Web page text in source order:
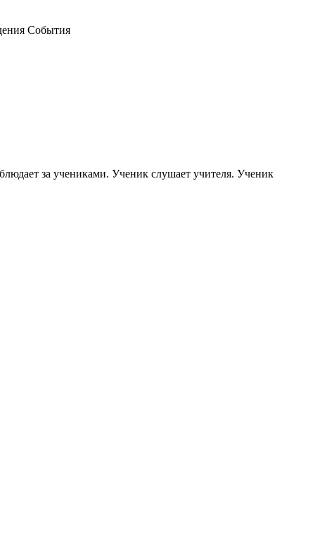
События
за учениками. Ученик слушает учителя. Ученик